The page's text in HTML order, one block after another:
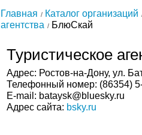
Главная
Каталог организаций
агентства
БлюСкай
Туристическое
Адрес: Ростов-на-Дону, ул.
Телефонный номер: (86354)
E-mail: bataysk@bluesky.ru
Адрес сайта: bsky.ru